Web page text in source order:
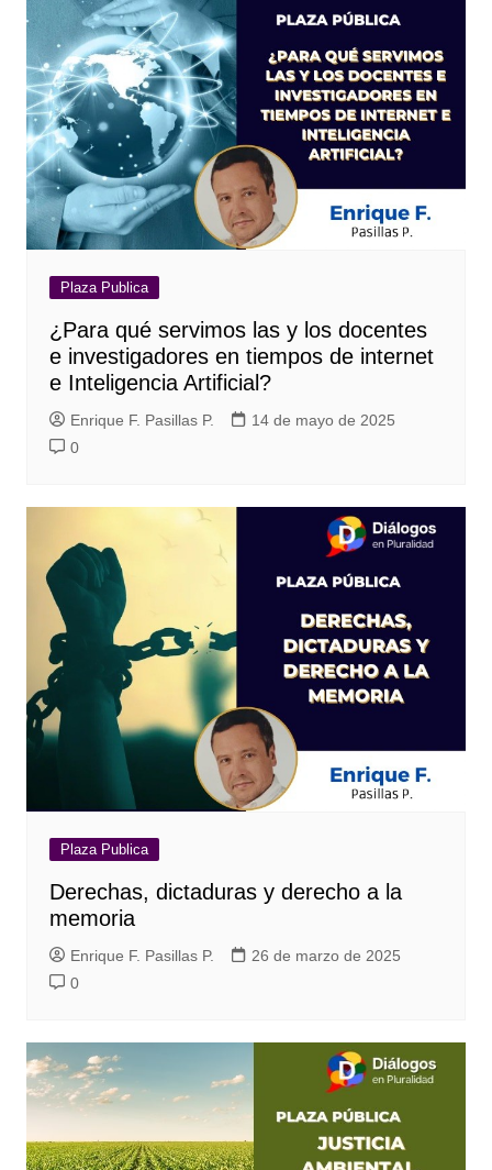
Plaza Publica
¿Para qué servimos las y los docentes
e investigadores en tiempos de internet
e Inteligencia Artificial?
Enrique F. Pasillas P.
14 de mayo de 2025
0
Plaza Publica
Derechas, dictaduras y derecho a la
memoria
Enrique F. Pasillas P.
26 de marzo de 2025
0